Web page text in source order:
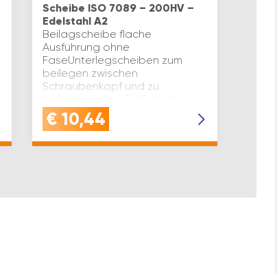
Scheibe ISO 7089 – 200HV –
Edelstahl A2
Beilagscheibe flache
Ausführung ohne
FaseUnterlegscheiben zum
beilegen zwischen
Schraubenkopf und zu
nach ISO 7089 (ähnlich DIN 125)
200 HV
€ 10,44